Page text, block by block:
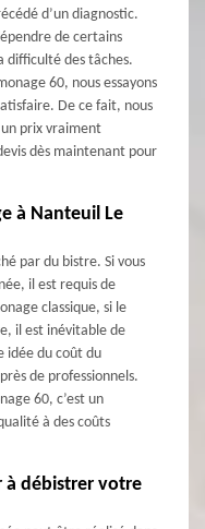
d’un diagnostic.
de certains
difficulté des tâches.
60, nous essayons
De ce fait, nous
un prix vraiment
dès maintenant pour
à Nanteuil Le
par du bistre. Si vous
il est requis de
classique, si le
il est inévitable de
idée du coût du
de professionnels.
60, c’est un
à des coûts
à débistrer votre